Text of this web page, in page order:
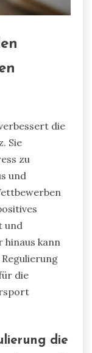
die
Sie
zu
und
und
kann
die
die